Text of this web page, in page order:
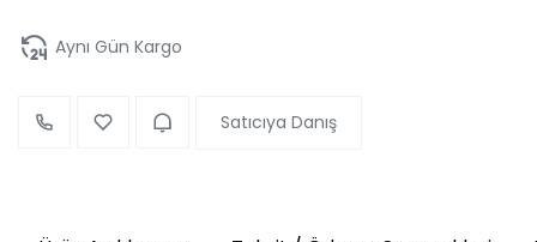
Aynı Gün Kargo
Satıcıya Danış